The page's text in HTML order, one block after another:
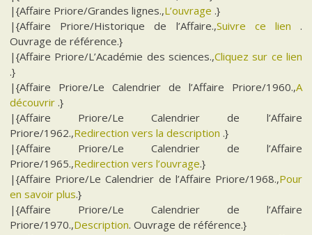
|{Affaire Priore/Grandes lignes.,L’ouvrage .}
|{Affaire Priore/Historique de l’Affaire.,Suivre ce lien .
Ouvrage de référence.}
|{Affaire Priore/L’Académie des sciences.,Cliquez sur ce lien
.}
|{Affaire Priore/Le Calendrier de l’Affaire Priore/1960.,A
découvrir .}
|{Affaire Priore/Le Calendrier de l’Affaire
Priore/1962.,Redirection vers la description .}
|{Affaire Priore/Le Calendrier de l’Affaire
Priore/1965.,Redirection vers l’ouvrage.}
|{Affaire Priore/Le Calendrier de l’Affaire Priore/1968.,Pour
en savoir plus.}
|{Affaire Priore/Le Calendrier de l’Affaire
Priore/1970.,Description. Ouvrage de référence.}